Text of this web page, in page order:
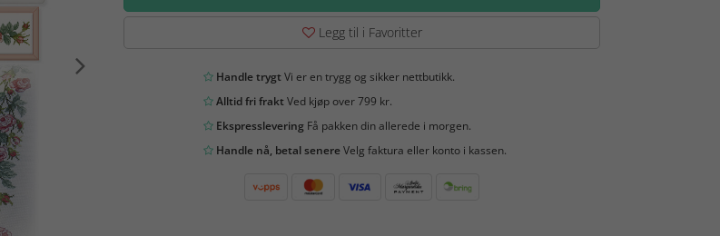
Legg til i Favoritter
Handle trygtVi er en trygg og sikker nettbutikk.
Alltid fri fraktVed kjøp over 799 kr.
EkspressleveringFå pakken din allerede i morgen.
Handle nå, betal senereVelg faktura eller konto i kassen.